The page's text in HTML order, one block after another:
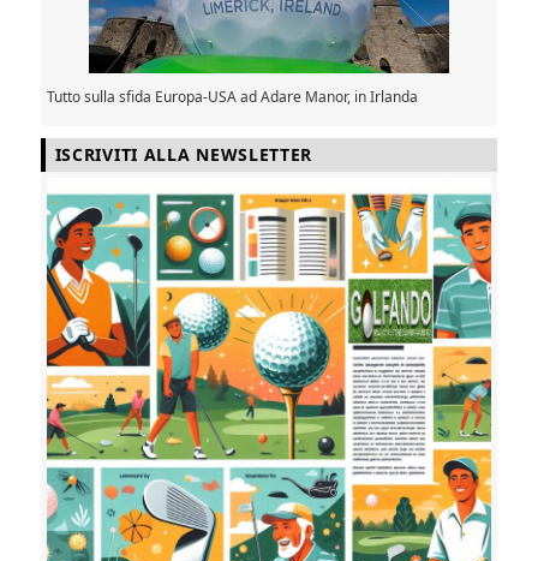
Tutto sulla sfida Europa-USA ad Adare Manor, in Irlanda
ISCRIVITI ALLA NEWSLETTER